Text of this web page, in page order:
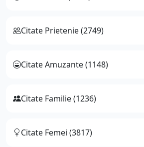
Citate Prietenie (2749)
Citate Amuzante (1148)
Citate Familie (1236)
Citate Femei (3817)